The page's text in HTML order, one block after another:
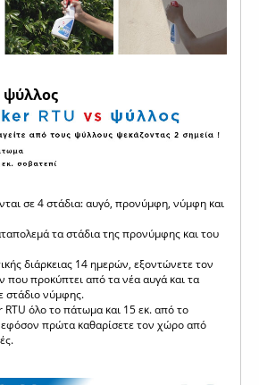
ψύλλος
σε 4 στάδια: αυγό, προνύμφη, νύμφη και
τα στάδια της προνύμφης και του
διάρκειας 14 ημερών, εξοντώνετε τον
προκύπτει από τα νέα αυγά και τα
στάδιο νύμφης.
όλο το πάτωμα και 15 εκ. από το
εφόσον πρώτα καθαρίσετε τον χώρο από